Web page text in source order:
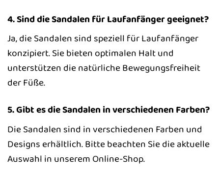
4. Sind die Sandalen für Laufanfänger geeignet?
Ja, die Sandalen sind speziell für Laufanfänger
konzipiert. Sie bieten optimalen Halt und
unterstützen die natürliche Bewegungsfreiheit
der Füße.
5. Gibt es die Sandalen in verschiedenen Farben?
Die Sandalen sind in verschiedenen Farben und
Designs erhältlich. Bitte beachten Sie die aktuelle
Auswahl in unserem Online-Shop.